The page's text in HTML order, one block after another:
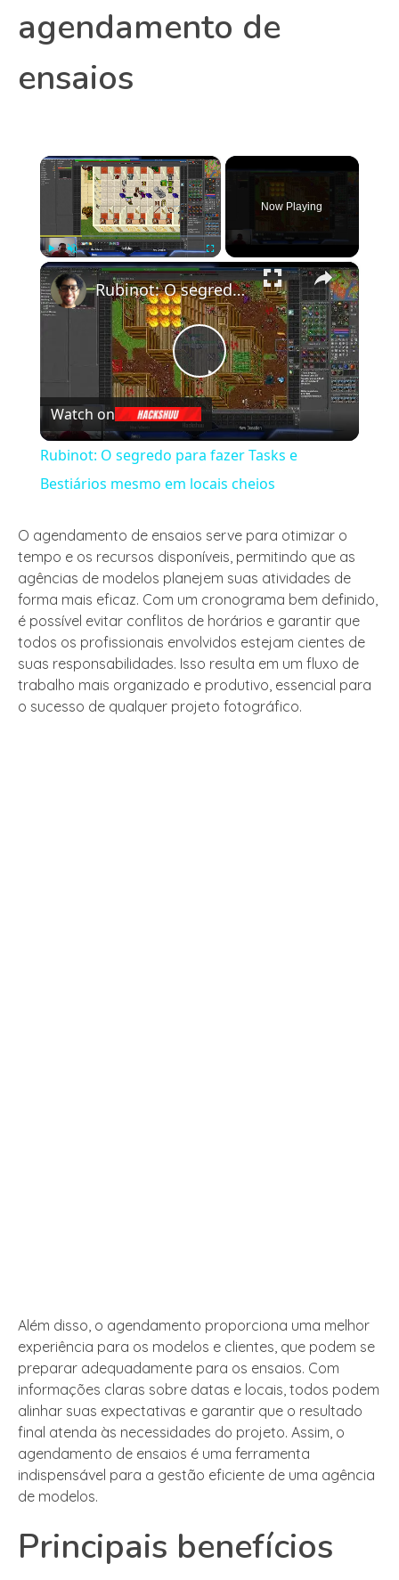
agendamento de
ensaios
×
Play Unmute Fullscreen
Now Playing
×
Play
Video
Rubinot: O segredo para fazer Tasks e Bestiários mesmo em locais cheios
Watch on
Rubinot: O segredo para fazer Tasks e
Bestiários mesmo em locais cheios
O agendamento de ensaios serve para otimizar o
tempo e os recursos disponíveis, permitindo que as
agências de modelos planejem suas atividades de
forma mais eficaz. Com um cronograma bem definido,
é possível evitar conflitos de horários e garantir que
todos os profissionais envolvidos estejam cientes de
suas responsabilidades. Isso resulta em um fluxo de
trabalho mais organizado e produtivo, essencial para
o sucesso de qualquer projeto fotográfico.
Além disso, o agendamento proporciona uma melhor
experiência para os modelos e clientes, que podem se
preparar adequadamente para os ensaios. Com
informações claras sobre datas e locais, todos podem
alinhar suas expectativas e garantir que o resultado
final atenda às necessidades do projeto. Assim, o
agendamento de ensaios é uma ferramenta
indispensável para a gestão eficiente de uma agência
de modelos.
Principais benefícios